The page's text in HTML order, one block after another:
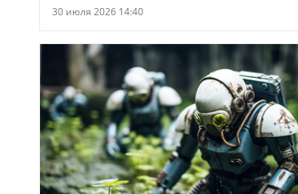
30 июля 2026 14:40